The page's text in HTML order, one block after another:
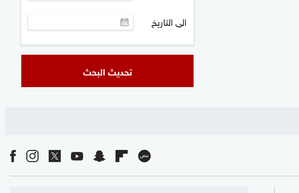
الى التاريخ
تحديث البحث